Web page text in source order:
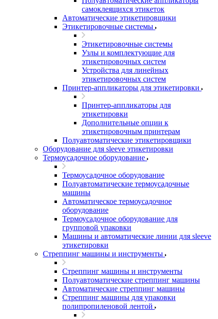
самоклеящихся этикеток
Автоматические этикетировщики
Этикетировочные системы
Этикетировочные системы
Узлы и комплектующие для
этикетировочных систем
Устройства для линейных
этикетировочных систем
Принтер-аппликаторы для этикетировки
Принтер-аппликаторы для
этикетировки
Дополнительные опции к
этикетировочным принтерам
Полуавтоматические этикетировщики
Оборудование для sleeve этикетировки
Термоусадочное оборудование
Термоусадочное оборудование
Полуавтоматические термоусадочные
машины
Автоматическое термоусадочное
оборудование
Термоусадочное оборудование для
групповой упаковки
Машины и автоматические линии для sleeve
этикетировки
Стреппинг машины и инструменты
Стреппинг машины и инструменты
Полуавтоматические стреппинг машины
Автоматические стреппинг машины
Стреппинг машины для упаковки
полипропиленовой лентой